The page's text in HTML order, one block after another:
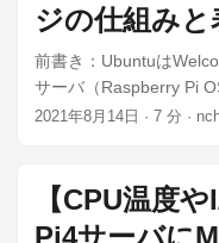
ジの仕組み
前書き：Ubuntuは
サーバ（Raspberry Pi
にサーバ移行した時、
2021年8月14日 · 7 分 ·
【CPU温度